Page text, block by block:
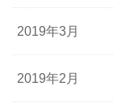
2019年3月
2019年2月